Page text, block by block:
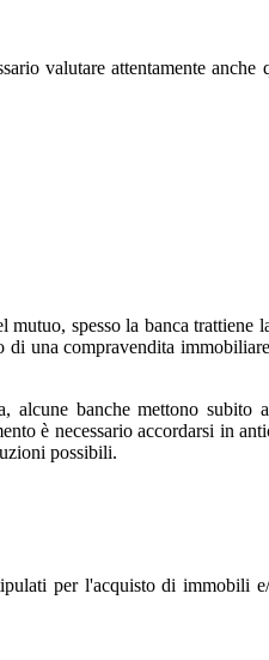
valutare attentamente anche
spesso la banca trattiene
una compravendita
banche mettono subito
è necessario accordarsi in
possibili.
per l'acquisto di immobili